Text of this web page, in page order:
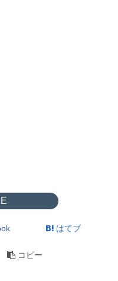
はてブ
コピー